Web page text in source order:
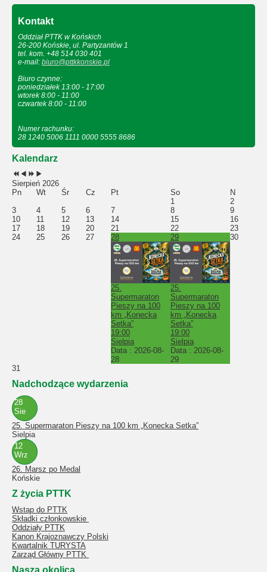
Kontakt
Oddział PTTK w Końskich
26-200 Końskie, ul. Partyzantów 1
tel. kom. +48 514 030 401
e-mail: biuro@pttkkonskie.pl
Biuro czynne:
poniedziałek 13:00 - 17:00
wtorek 8:00 - 11:00
czwartek 8:00 - 11:00
Numer rachunku:
28 1240 5006 1111 0000 5555 8686
Kalendarz
Sierpień 2026
Pn
Wt Śr Cz Pt So
N
1
2
3
4 5 6 7 8
9
10
11 12 13 14 15
16
17
18 19 20 21 22
23
24
25 26 27 28
25.
Supermaraton
Pieszy na 100
km „Konecka
Setka”
19:00
Sielpia
Data : 2026-08-
28
29
25.
Supermaraton
Pieszy na 100
km „Konecka
Setka”
19:00
Sielpia
Data : 2026-08-
29
30
31
Nadchodzące wydarzenia
28
Sie
25. Supermaraton Pieszy na 100 km „Konecka Setka”
Sielpia
12
Wrz
26. Marsz po Medal
Końskie
Z życia PTTK
Wstąp do PTTK
Składki członkowskie
Oddziały PTTK
Kanon Krajoznawczy Polski
Kwartalnik TURYSTA
Zarząd Główny PTTK
Nasza okolica